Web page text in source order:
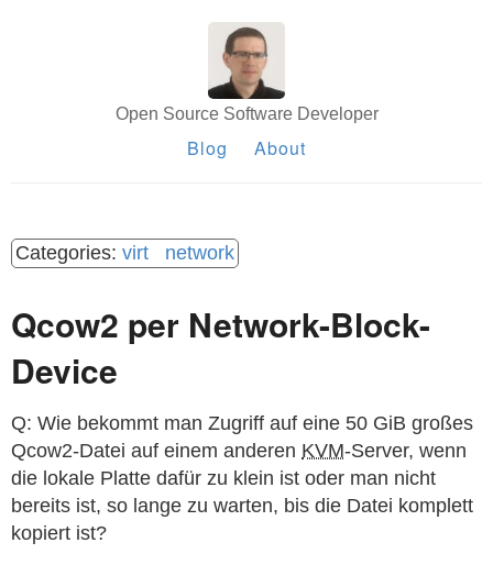
Open Source Software Developer
Blog About
virt network
Qcow2 per Network-Block-
Device
Q: Wie bekommt man Zugriff auf eine 50 GiB großes
Qcow2-Datei auf einem anderen KVM-Server, wenn
die lokale Platte dafür zu klein ist oder man nicht
bereits ist, so lange zu warten, bis die Datei komplett
kopiert ist?